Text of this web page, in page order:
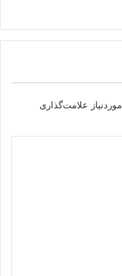
علامت‌گذاری